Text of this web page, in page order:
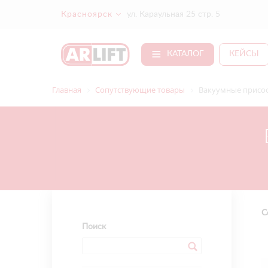
Красноярск ул. Караульная 25 стр. 5
КАТАЛОГ КЕЙСЫ
Главная Сопутствующие товары Вакуумные
Поиск